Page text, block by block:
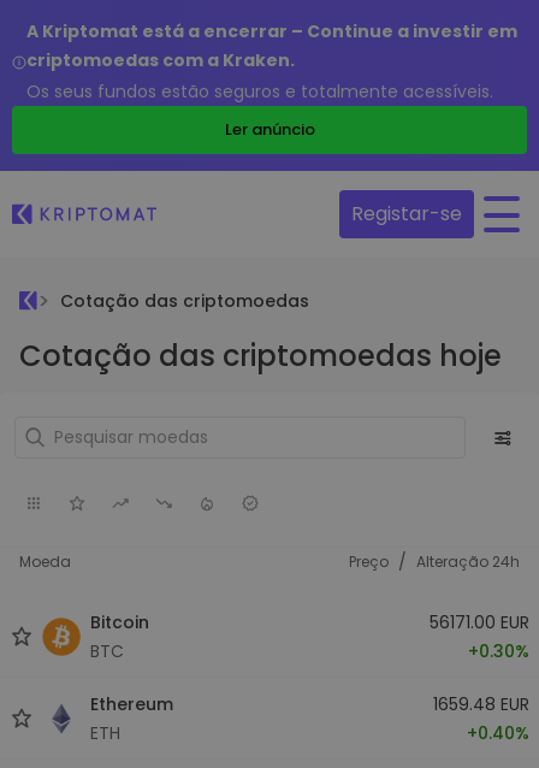
A Kriptomat está a encerrar – Continue a investir em
criptomoedas com a Kraken.
Os seus fundos estão seguros e totalmente acessíveis.
Ler anúncio
Registar-se
Cotação das criptomoedas
Cotação das criptomoedas hoje
Moeda Preço / Alteração 24h
Bitcoin
BTC
56171.00 EUR
+0.30%
Ethereum
ETH
1659.48 EUR
+0.40%